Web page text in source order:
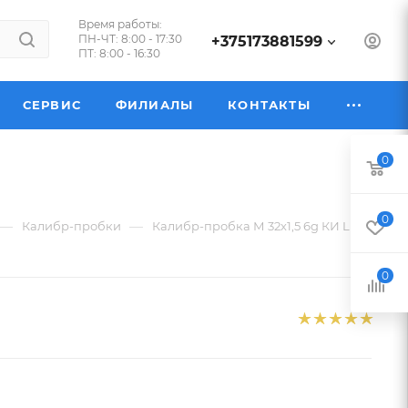
Время работы:
ПН-ЧТ: 8:00 - 17:30
ПТ: 8:00 - 16:30
+375173881599
СЕРВИС ФИЛИАЛЫ КОНТАКТЫ
— Калибр-пробки — Калибр-пробка М 32х1,5 6g КИ LH
0
0
0